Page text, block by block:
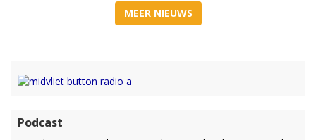
MEER NIEUWS
Podcast